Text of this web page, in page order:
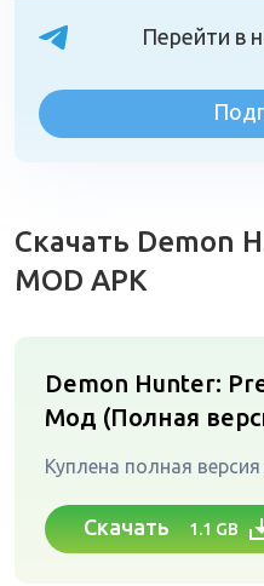
Перейти в
Скачать Demon
MOD APK
Demon Hunter:
Мод (Полная
Куплена полная версия
Скачать 1.1 GB